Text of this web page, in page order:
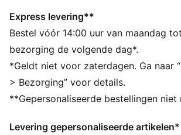
materialen
PASVORM #1: Zeer elastisch
gecombineerd met een rekbare
een flexibele, veilige en
PASVORM #2: PWRTAPE over de
ultieme lockdown en stabiliteit
SKILL: Combinatie van verhoogde
controle
Express levering**
Bestel vóór 14:00 uur van maandag
bezorging de volgende dag*.
*Geldt niet voor zaterdagen. Ga naar
> Bezorging” voor details.
**Gepersonaliseerde bestellingen niet
Levering gepersonaliseerde artikelen*